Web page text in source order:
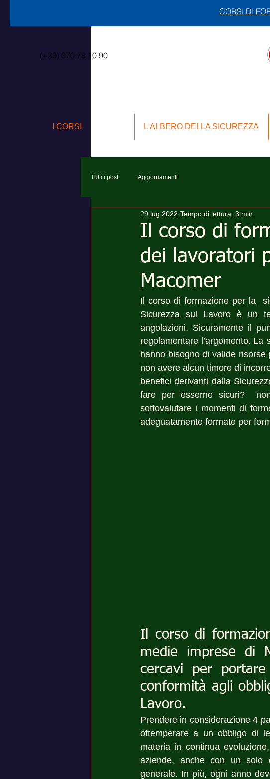
CORSI DI
(+39) 070 78 10 90
I CORSI L'ALBERO DELLA SICUREZZA
Tutti i post Aggiornamenti
Il corso di
dei lavoratori
Macomer
29 lug 2022 Tempo di lettura: 3 min
Il corso di formazione per la
Sicurezza sul Lavoro è un
angolazioni. Sicuramente il
regolamentare l’argomento.
hanno bisogno di valide
non avere alcun timore di
benefici derivanti dalla
fare per esserne sicuri?
sottovalutare i momenti di
adeguatamente formate per
Il corso di
medie imprese di
cercavi per
conformità agli
Lavoro.
Prendere in considerazione 4
ottemperare a un obbligo di
materia in continua
aziende, anche con un solo
generale. In più, ogni anno